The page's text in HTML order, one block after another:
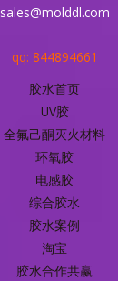
sales@molddl.com
qq: 844894661
胶水首页
UV胶
全氟己酮灭火材料
环氧胶
电感胶
综合胶水
胶水案例
淘宝
胶水合作共赢